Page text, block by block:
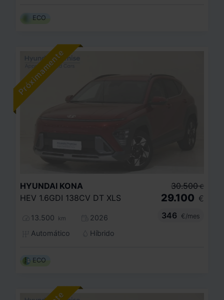
ECO
HYUNDAI KONA
HEV 1.6GDI 138CV DT XLS
13.500 km
2026
Automático
Híbrido
30.500 €
29.100 €
346
€/mes
ECO